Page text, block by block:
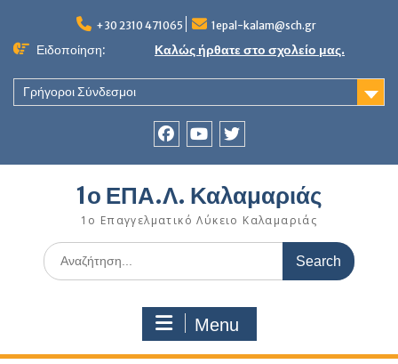
content
+30 2310 471065 1epal-kalam@sch.gr
Ειδοποίηση: Καλώς ήρθατε στο σχολείο μας.
Γρήγοροι Σύνδεσμοι
1ο ΕΠΑ.Λ. Καλαμαριάς
1ο Επαγγελματικό Λύκειο Καλαμαριάς
Search
for:
Menu